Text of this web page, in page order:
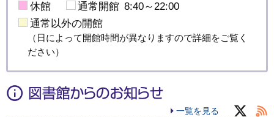
休館 通常開館 8:40～22:00
通常以外の開館
（日によって開館時間が異なりますので詳細をご覧く
ださい）
一覧を見る